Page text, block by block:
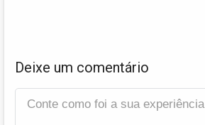
Deixe um comentário